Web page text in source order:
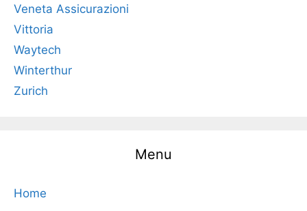
Veneta Assicurazioni
Vittoria
Waytech
Winterthur
Zurich
Menu
Home